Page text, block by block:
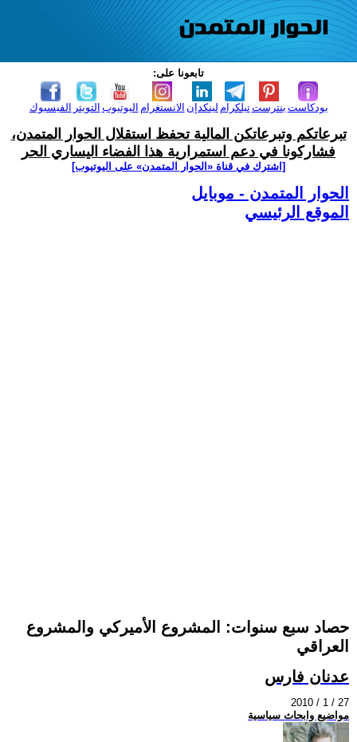
تابعونا على:
الفيسبوك التويتر اليوتيوب الانستغرام لينكدإن تيلكرامبنترست بودكاست
تبرعاتكم وتبرعاتكن المالية تحفظ استقلال الحوار المتمدن،
فشاركونا في دعم استمرارية هذا الفضاء اليساري الحر
[اشترك في قناة ‫«الحوار المتمدن» على اليوتيوب]
الحوار المتمدن - موبايل
الموقع الرئيسي
حصاد سبع سنوات: المشروع الأميركي والمشروع
العراقي
عدنان فارس
2010 / 1 / 27
مواضيع وابحاث سياسية